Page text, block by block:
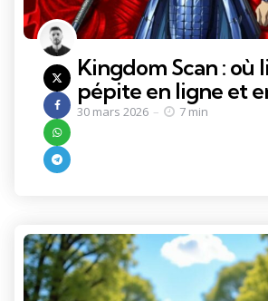
Kingdom Scan : où
pépite en ligne et
30 mars 2026 7 min